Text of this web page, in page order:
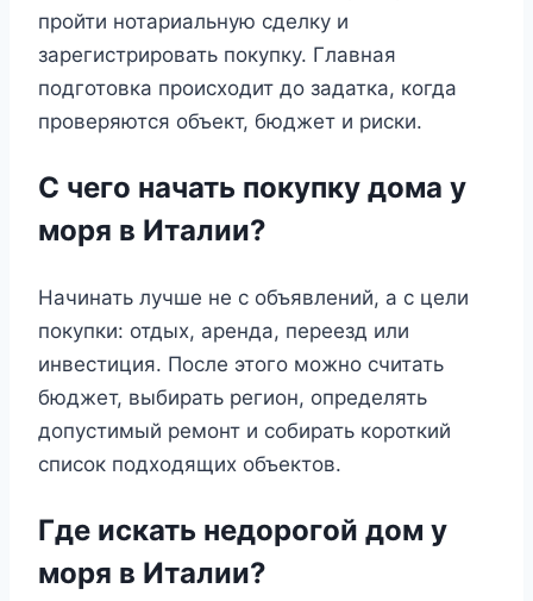
пройти нотариальную сделку и
зарегистрировать покупку. Главная
подготовка происходит до задатка, когда
проверяются объект, бюджет и риски.
С чего начать покупку дома у
моря в Италии?
Начинать лучше не с объявлений, а с цели
покупки: отдых, аренда, переезд или
инвестиция. После этого можно считать
бюджет, выбирать регион, определять
допустимый ремонт и собирать короткий
список подходящих объектов.
Где искать недорогой дом у
моря в Италии?